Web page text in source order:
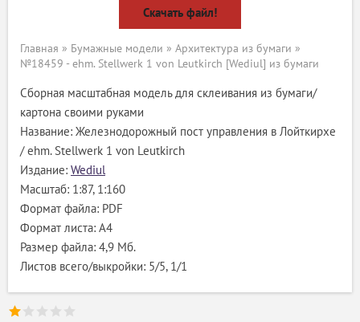
Скачать файл!
Главная » Бумажные модели » Архитектура из бумаги »
№18459 - ehm. Stellwerk 1 von Leutkirch [Wediul] из бумаги
Сборная масштабная модель для склеивания из бумаги/
картона своими руками
Название: Железнодорожный пост управления в Лойткирхе
/ ehm. Stellwerk 1 von Leutkirch
Издание: Wediul
Масштаб: 1:87, 1:160
Формат файла: PDF
Формат листа: А4
Размер файла: 4,9 Мб.
Листов всего/выкройки: 5/5, 1/1